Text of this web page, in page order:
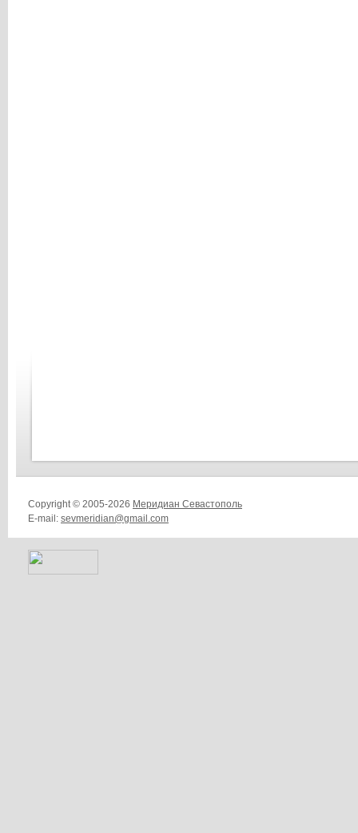
Copyright © 2005-2026 Меридиан Севастополь
E-mail: sevmeridian@gmail.com